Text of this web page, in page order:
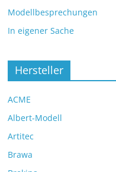
Modellbesprechungen
In eigener Sache
Hersteller
ACME
Albert-Modell
Artitec
Brawa